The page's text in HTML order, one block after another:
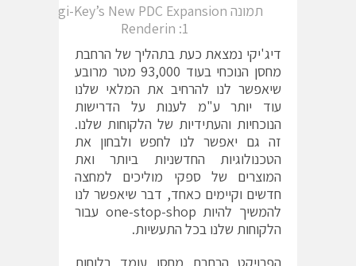
תמונה Digi-Key’s New PDC Expansion
Renderin :1
דיג'יקי נמצאת כעת בתהליך של הרחבת
מחסן הנוכחי בעוד 93,000 מטר מרובע
שיאפשר לנו להרחיב את המלאי שלנו
עוד יותר ע"מ לענות על הדרישות
הנוכחיות והעתידיות של הלקוחות שלנו.
זה גם יאפשר לנו לחפש ולבחון את
הטכנולוגיות החדשניות ביותר ואת
המוצרים של ספקי מוליכים למחצה
חדשים וקיימים כאחד, דבר שיאפשר לנו
להמשיך להיות one-stop-shop עבור
הלקוחות שלנו בכל התעשיות.
הפרויקט הרחבת מחסן עומד בלוחות